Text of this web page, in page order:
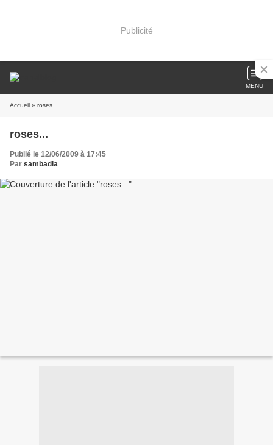
Publicité
MENU
Accueil » roses...
roses...
Publié le 12/06/2009 à 17:45
Par sambadia